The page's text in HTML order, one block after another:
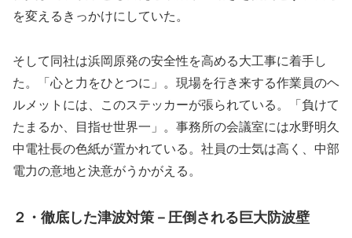
を変えるきっかけにしていた。
そして同社は浜岡原発の安全性を高める大工事に着手し
た。「心と力をひとつに」。現場を行き来する作業員のヘ
ルメットには、このステッカーが張られている。「負けて
たまるか、目指せ世界一」。事務所の会議室には水野明久
中電社長の色紙が置かれている。社員の士気は高く、中部
電力の意地と決意がうかがえる。
２・徹底した津波対策－圧倒される巨大防波壁